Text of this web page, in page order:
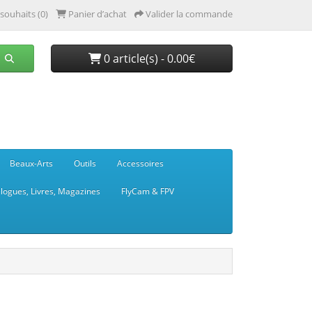
(0) Panier d’achat Valider la commande
0 article(s) - 0.00€
Beaux-Arts Outils Accessoires
Livres, Magazines FlyCam & FPV